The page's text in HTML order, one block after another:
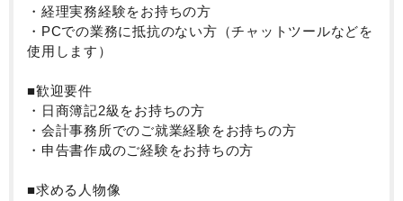
・経理実務経験をお持ちの方
・PCでの業務に抵抗のない方（チャットツールなどを
使用します）
■歓迎要件
・日商簿記2級をお持ちの方
・会計事務所でのご就業経験をお持ちの方
・申告書作成のご経験をお持ちの方
■求める人物像